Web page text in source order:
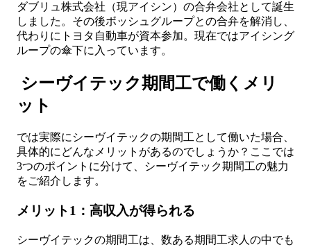
ダブリュ株式会社（現アイシン）の合弁会社として誕生
しました。その後ボッシュグループとの合弁を解消し、
代わりにトヨタ自動車が資本参加。現在ではアイシング
ループの傘下に入っています。
シーヴイテック期間工で働くメリ
ット
では実際にシーヴイテックの期間工として働いた場合、
具体的にどんなメリットがあるのでしょうか？ここでは
3つのポイントに分けて、シーヴイテック期間工の魅力
をご紹介します。
メリット1：高収入が得られる
シーヴイテックの期間工は、数ある期間工求人の中でも